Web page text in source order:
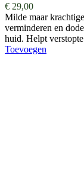
€ 29,00
Milde maar
verminderen en
huid. Helpt
Toevoegen